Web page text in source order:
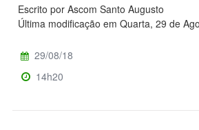
Escrito por Ascom Santo Augusto
Última modificação em Quarta, 29 de
29/08/18
14h20